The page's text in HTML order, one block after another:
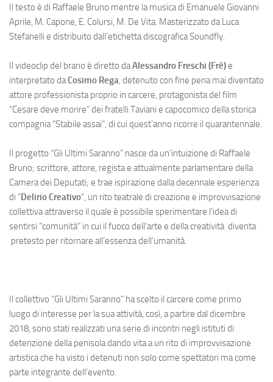
Il testo è di Raffaele Bruno mentre la musica di Emanuele Giovanni
Aprile, M. Capone, E. Colursi, M. De Vita. Masterizzato da Luca
Stefanelli e distribuito dall’etichetta discografica Soundfly.
Il videoclip del brano è diretto daAlessandro Freschi (Frè)e
interpretato daCosimo Rega, detenuto con fine pena mai diventato
attore professionista proprio in carcere, protagonista del film
“Cesare deve morire” dei fratelli Taviani e capocomico della storica
compagnia “Stabile assai”, di cui quest’anno ricorre il quarantennale.
Il progetto “Gli Ultimi Saranno” nasce da un’intuizione di Raffaele
Bruno; scrittore, attore, regista e attualmente parlamentare della
Camera dei Deputati; e trae ispirazione dalla decennale esperienza
di “Delirio Creativo“, un rito teatrale di creazione e improvvisazione
collettiva attraverso il quale è possibile sperimentare l’idea di
sentirsi “comunità” in cui il fuoco dell’arte e della creatività diventa
pretesto per ritornare all’essenza dell’umanità.
Il collettivo “Gli Ultimi Saranno” ha scelto il carcere come primo
luogo di interesse per la sua attività, così, a partire dal dicembre
2018, sono stati realizzati una serie di incontri negli istituti di
detenzione della penisola dando vita a un rito di improvvisazione
artistica che ha visto i detenuti non solo come spettatori ma come
parte integrante dell’evento.